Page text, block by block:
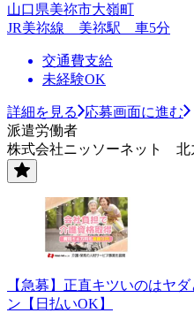
山口県美祢市大嶺町
JR美祢線 美祢駅 車5分
交通費支給
未経験OK
詳細を見る
応募画面に進む
派遣労働者
株式会社ニッソーネット 北
【急募】正直キツいのはヤ
ン【日払いOK】